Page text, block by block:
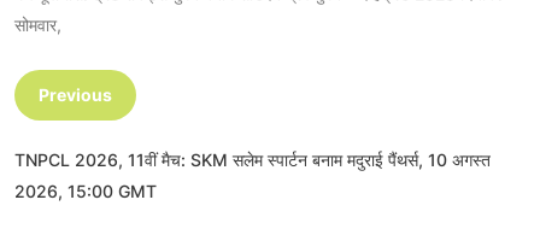
सोमवार,
Previous
TNPCL 2026, 11वीं मैच: SKM सलेम स्पार्टन बनाम मदुराई पैंथर्स, 10 अगस्त
2026, 15:00 GMT